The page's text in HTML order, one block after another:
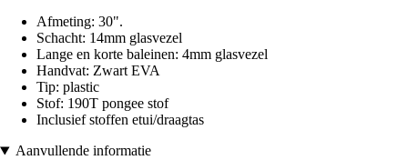
Afmeting: 30".
Schacht: 14mm glasvezel
Lange en korte baleinen: 4mm glasvezel
Handvat: Zwart EVA
Tip: plastic
Stof: 190T pongee stof
Inclusief stoffen etui/draagtas
Aanvullende informatie